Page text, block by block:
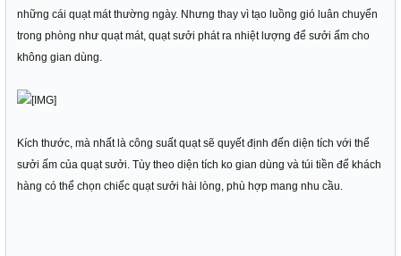
những cái quạt mát thường ngày. Nhưng thay vì tạo luồng gió luân chuyển
trong phòng như quạt mát, quạt sưởi phát ra nhiệt lượng để sưởi ấm cho
không gian dùng.
Kích thước, mà nhất là công suất quạt sẽ quyết định đến diện tích với thể
sưởi ấm của quạt sưởi. Tùy theo diện tích ko gian dùng và túi tiền để khách
hàng có thể chọn chiếc quạt sưởi hài lòng, phù hợp mang nhu cầu.